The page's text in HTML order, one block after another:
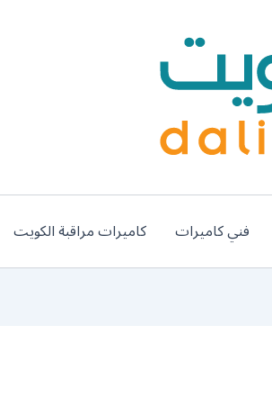
فني كاميرات كاميرات مراقبة الكويت